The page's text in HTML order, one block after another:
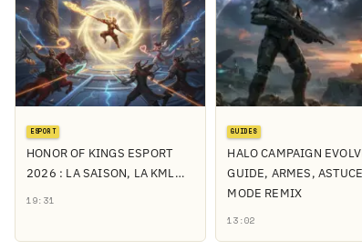
ESPORT
HONOR OF KINGS ESPORT
2026 : LA SAISON, LA KML…
19:31
GUIDES
HALO CAMPAIGN
GUIDE, ARMES,
MODE REMIX
13:02